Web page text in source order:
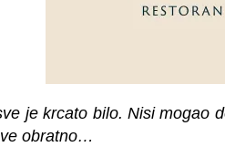
je krcato bilo. Nisi mogao
obratno…